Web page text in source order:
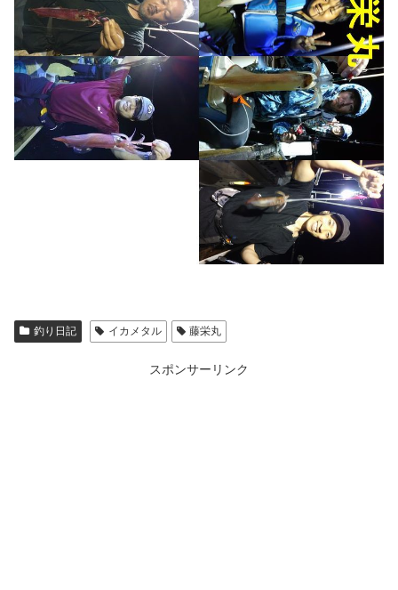
釣り日記 イカメタル 藤栄丸
スポンサーリンク